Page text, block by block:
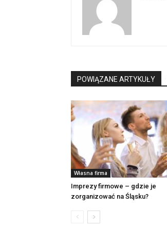
POWIĄZANE ARTYKUŁY
Własna firma
Imprezy firmowe – gdzie je
zorganizować na Śląsku?